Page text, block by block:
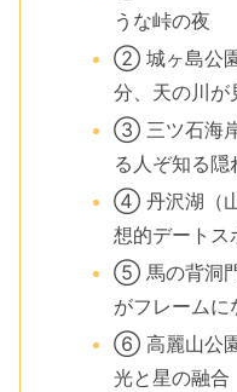
うな峠の夜
② 城ヶ島公
分、天の川が
③ 三ツ石海
る人ぞ知る隠
④ 丹沢湖（
想的デートス
⑤ 馬の背洞
がフレームに
⑥ 高麗山公
光と星の融合